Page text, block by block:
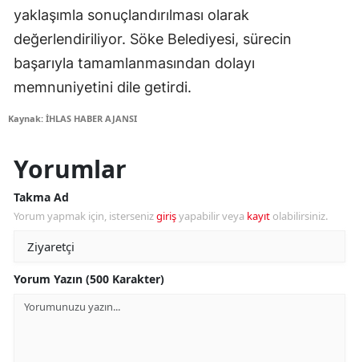
yaklaşımla sonuçlandırılması olarak
değerlendiriliyor. Söke Belediyesi, sürecin
başarıyla tamamlanmasından dolayı
memnuniyetini dile getirdi.
Kaynak: İHLAS HABER AJANSI
Yorumlar
Takma Ad
Yorum yapmak için, istersenizgirişyapabilir veya kayıt olabilirsiniz.
Yorum Yazın (500 Karakter)